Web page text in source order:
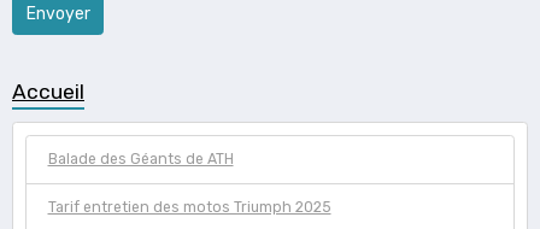
Envoyer
Accueil
Balade des Géants de ATH
Tarif entretien des motos Triumph 2025